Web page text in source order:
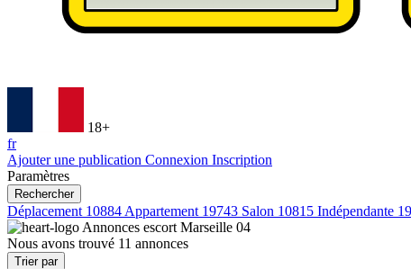
18+
fr
Ajouter une publication Connexion Inscription
Paramètres
Rechercher
Déplacement 10884 Appartement 19743 Salon 10815 Indépendante
Annonces escort Marseille 04
Nous avons trouvé 11 annonces
Trier par